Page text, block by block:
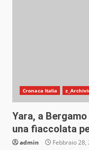
Cronaca Italia
Yara, a
una fiaccolata
admin Febbraio 28,